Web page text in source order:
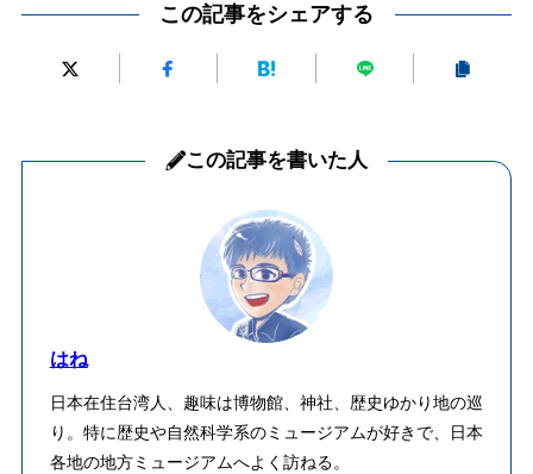
この記事をシェアする
この記事を書いた人
はね
日本在住台湾人、趣味は博物館、神社、歴史ゆかり地の巡
り。特に歴史や自然科学系のミュージアムが好きで、日本
各地の地方ミュージアムへよく訪ねる。